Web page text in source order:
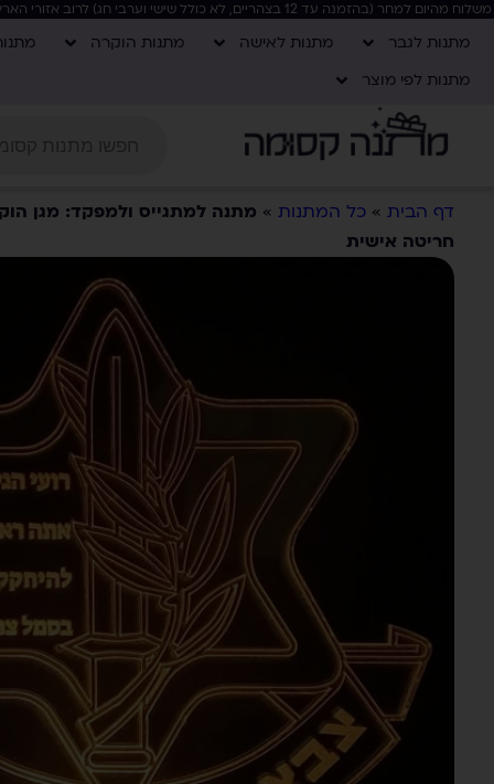
משלוח מהיום למחר (בהזמנה עד 12 בצהריים, לא כולל שישי וערבי חג) לרוב אזורי הארץ, בקניה מעל 400 ש"ח המשלוח חינם!
מתנות לגבר מתנות לאישה מתנות הוקרה
מתנות לפי מוצר
דף הבית »כל המתנות » מתנה למתגייס ולמפקד: מגן
חריטה אישית